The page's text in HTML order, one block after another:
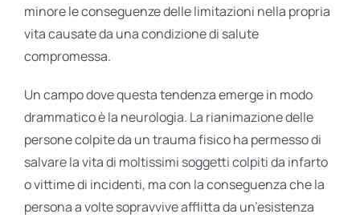
minore le conseguenze delle limitazioni nella propria
vita causate da una condizione di salute
compromessa.
Un campo dove questa tendenza emerge in modo
drammatico è la neurologia. La rianimazione delle
persone colpite da un trauma fisico ha permesso di
salvare la vita di moltissimi soggetti colpiti da infarto
o vittime di incidenti, ma con la conseguenza che la
persona a volte sopravvive afflitta da un’esistenza